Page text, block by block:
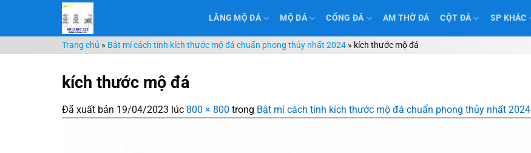
nội
dung
LĂNG MỘ ĐÁ MỘ ĐÁ CỔNG ĐÁ AM THỜ ĐÁ CỘT ĐÁ SP KHÁC
Trang chủ » Bật mí cách tính kích thước mộ đá chuẩn phong thủy nhất 2024 » kích thước mộ đá
kích thước mộ đá
Đã xuất bản 19/04/2023 lúc 800 × 800 trong Bật mí cách tính kích thước mộ đá chuẩn phong thủy nhất 2024